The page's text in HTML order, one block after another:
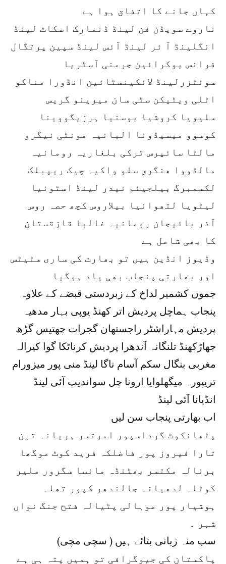
کہاں جانے کا اتفاق ہوا ہے
ناروے سویڈن فن لینڈ ڈنمارک اسکاٹ لینڈ
انگلینڈ آ ئر لینڈ آئس لینڈ سپین پرتگال
فرانس یوکرائین جرمنی آسٹریا
سوئٹزرلینڈ لائکینسٹائین انڈورا مناکو
اٹلی ویٹیکن سٹی سان میرینو گریس
سلیویا کروشیا بوسنیا ہرزیگووینا
کوسوو میسیڈونا البانیہ مونٹی نیگرو
مالٹا سائپرس ترکی بلغاریہ رومانیہ
مالڈووا ھنگری سلو واکیہ چیک ریپبلک
لکسمبرگ بیلجیئم نیدر لینڈ اسٹونیا
لیٹویا لتھوانیا بیلاروس کچھ حصہ روس
آذر بائیجان رومانیہ غالبا قازقستان
کا بھی شامل ہے
وڈیوز انڈین ہیں تو بھارت کی ساری سٹیٹس
اور بھارتی پنجاب بھی یاد ہوگیا
جموں کشمیر لداخ کے زبردستی قبضے کے علاوہ
پنجاب ہماچل پردیش اتر کھنڈ یوپی بہار مدھیہ
پردیش مہاراشٹر راجستھان گجرات چھتیس گڑھ
جھاڑکھنڈ تلنگانہ آندھرا پردیش کرناٹکا گوا کیرالہ
مغربی بنگال سکم آسام ناگا لینڈ منی پور میزورام
تریپورہ میگھلوایا ارونا چل سواندیپ آئی لینڈ
انڈیانا آئی لینڈ
اب بھارتی پنجاب سن لیں
پٹھانکوٹ گرداسپور امرتسر ہریانہ ترن
تارا فیروز پور فاضلکہ فرید کوٹ موگھا
برنالہ مکتسر بھٹنڈہ مانسا سگرور ملیر
کوٹلہ لدھیانہ جالندھر کپور تھلہ
ہوشیار پور موہالی پٹیالہ فتح جنگ نواں
شہر ۔
سب منہ زبانی بتائے ہیں ( سچی مچی)
پاکستان کی جیوگرافی تو ہمیں پتہ ہی ہے